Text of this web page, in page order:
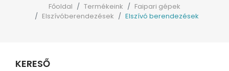
Főoldal Termékeink
Faipari gépek
Elszívóberendezések
Elszívó berendezések
KERESŐ